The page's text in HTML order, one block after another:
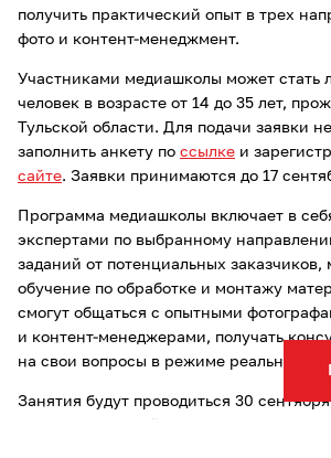
получить практический опыт в трех
фото и контент-менеджмент.
Участниками медиашколы может стать
человек в возрасте от 14 до 35 лет,
Тульской области. Для подачи заявки
заполнить анкету по ссылке и
сайте. Заявки принимаются до 17
Программа медиашколы включает в
экспертами по выбранному
заданий от потенциальных заказчиков,
обучение по обработке и монтажу
смогут общаться с опытными
и контент-менеджерами, получать
на свои вопросы в режиме реального
Занятия будут проводиться 30